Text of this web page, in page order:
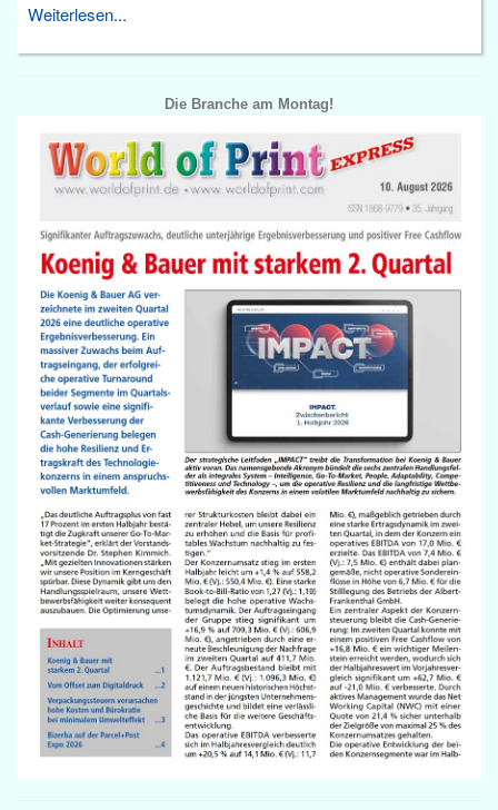
Weiterlesen...
Die Branche am Montag!